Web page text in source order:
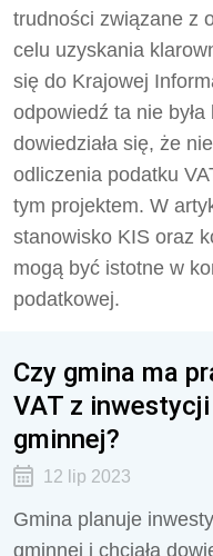
trudności związane z
celu uzyskania
się do Krajowej
odpowiedź ta nie
dowiedziała się, że
odliczenia podatku
tym projektem. W
stanowisko KIS oraz
mogą być istotne w
podatkowej.
Czy gmina ma
VAT z
gminnej?
12 lip 2023
Gmina planuje
gminnej i chciała